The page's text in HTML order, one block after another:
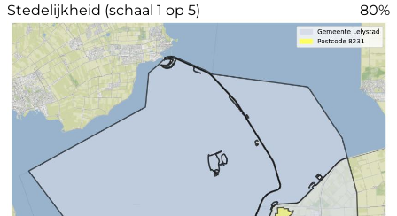
Stedelijkheid (schaal 1 op 5)
80%